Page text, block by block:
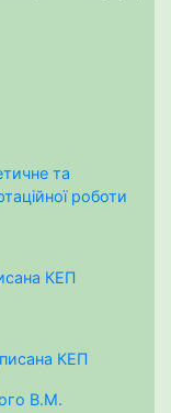
та
роботи
КЕП
КЕП
В.М.